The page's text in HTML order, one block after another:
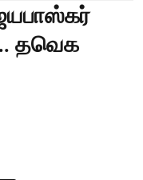
தவெக